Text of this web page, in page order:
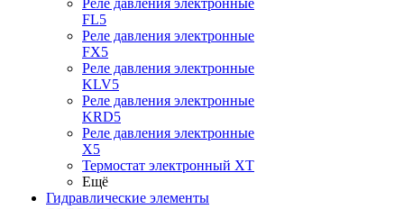
Реле давления электронные
FL5
Реле давления электронные
FX5
Реле давления электронные
KLV5
Реле давления электронные
KRD5
Реле давления электронные
X5
Термостат электронный XT
Ещё
Гидравлические элементы